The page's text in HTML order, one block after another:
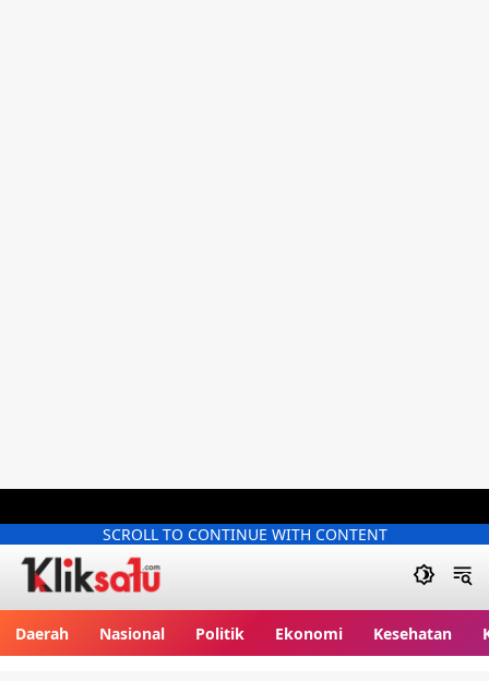
SCROLL TO CONTINUE WITH CONTENT
Daerah Nasional Politik Ekonomi Kesehatan